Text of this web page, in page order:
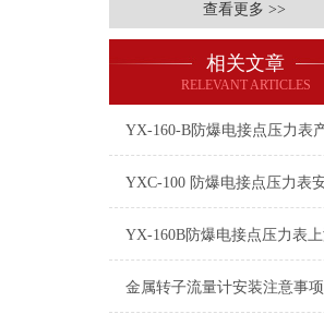
查看更多 >>
相关文章
RELEVANT ARTICLES
金属转子流量计安装注意事项